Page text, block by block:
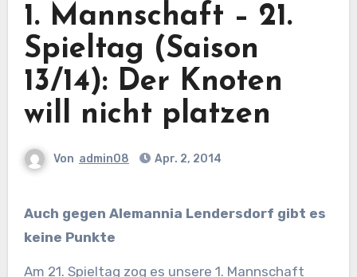
1. Mannschaft – 21.
Spieltag (Saison
13/14): Der Knoten
will nicht platzen
Von admin08 Apr. 2, 2014
Auch gegen Alemannia Lendersdorf gibt es
keine Punkte
Am 21. Spieltag zog es unsere 1. Mannschaft